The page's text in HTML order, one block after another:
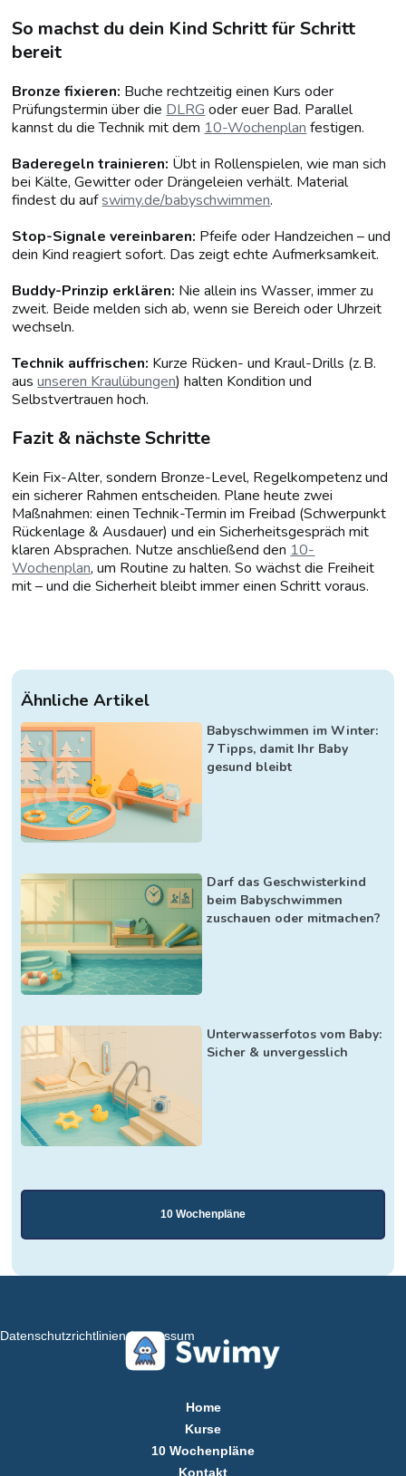
So machst du dein Kind Schritt für Schritt
bereit
Bronze fixieren: Buche rechtzeitig einen Kurs oder
Prüfungstermin über die DLRG oder euer Bad. Parallel
kannst du die Technik mit dem 10-Wochenplan festigen.
Baderegeln trainieren: Übt in Rollenspielen, wie man sich
bei Kälte, Gewitter oder Drängeleien verhält. Material
findest du aufswimy.de/babyschwimmen.
Stop-Signale vereinbaren: Pfeife oder Handzeichen – und
dein Kind reagiert sofort. Das zeigt echte Aufmerksamkeit.
Buddy-Prinzip erklären: Nie allein ins Wasser, immer zu
zweit. Beide melden sich ab, wenn sie Bereich oder Uhrzeit
wechseln.
Technik auffrischen: Kurze Rücken- und Kraul-Drills (z. B.
ausunseren Kraulübungen) halten Kondition und
Selbstvertrauen hoch.
Fazit & nächste Schritte
Kein Fix-Alter, sondern Bronze-Level, Regelkompetenz und
ein sicherer Rahmen entscheiden. Plane heute zwei
Maßnahmen: einen Technik-Termin im Freibad (Schwerpunkt
Rückenlage & Ausdauer) und ein Sicherheitsgespräch mit
klaren Absprachen. Nutze anschließend den 10-
Wochenplan, um Routine zu halten. So wächst die Freiheit
mit – und die Sicherheit bleibt immer einen Schritt voraus.
Ähnliche Artikel
Babyschwimmen im Winter:
7 Tipps, damit Ihr Baby
gesund bleibt
Darf das Geschwisterkind
beim Babyschwimmen
zuschauen oder mitmachen?
Unterwasserfotos vom Baby:
Sicher & unvergesslich
10 Wochenpläne
Datenschutzrichtlinien Impressum
Home
Kurse
10 Wochenpläne
Kontakt